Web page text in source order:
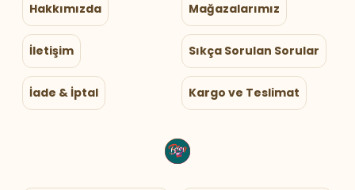
Hakkımızda Mağazalarımız
İletişim Sıkça Sorulan Sorular
İade & İptal Kargo ve Teslimat